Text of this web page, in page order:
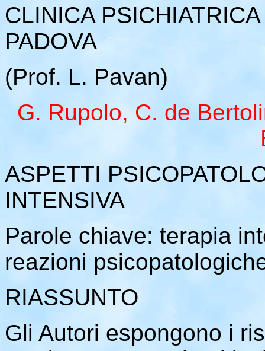
CLINICA
PADOVA
(Prof. L. Pavan)
G. Rupolo, C. de
ASPETTI
INTENSIVA
Parole chiave: terapia
reazioni
RIASSUNTO
Gli Autori espongono i